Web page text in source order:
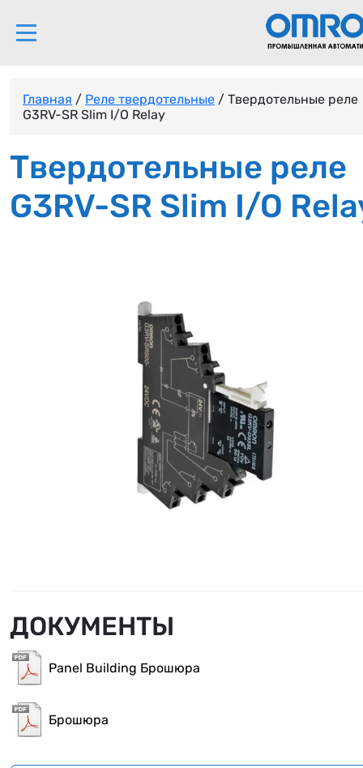
Главная / Реле твердотельные / Твердотельные реле
G3RV-SR Slim I/O Relay
Твердотельные реле
G3RV-SR Slim I/O
ДОКУМЕНТЫ
Panel Building Брошюра
Брошюра